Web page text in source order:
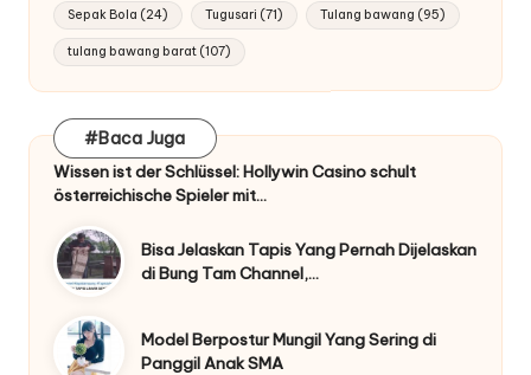
Sepak Bola (24) Tugusari (71) Tulang bawang (95)
tulang bawang barat (107)
#Baca Juga
Wissen ist der Schlüssel: Hollywin Casino schult
österreichische Spieler mit…
Bisa Jelaskan Tapis Yang Pernah Dijelaskan
di Bung Tam Channel,…
Model Berpostur Mungil Yang Sering di
Panggil Anak SMA